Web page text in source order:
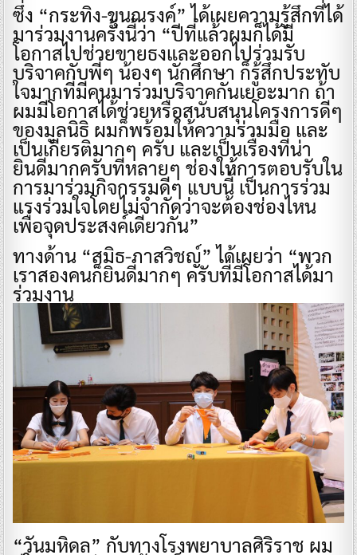
ซึ่ง “กระทิง-ขุนณรงค์” ได้เผยความรู้สึกที่ได้
มาร่วมงานครั้งนี้ว่า “ปีที่แล้วผมก็ได้มี
โอกาสไปช่วยขายธงและออกไปร่วมรับ
บริจาคกับพี่ๆ น้องๆ นักศึกษา ก็รู้สึกประทับ
ใจมากที่มีคนมาร่วมบริจาคกันเยอะมาก ถ้า
ผมมีโอกาสได้ช่วยหรือสนับสนุนโครงการดีๆ
ของมูลนิธิ ผมก็พร้อมให้ความร่วมมือ และ
เป็นเกียรติมากๆ ครับ และเป็นเรื่องที่น่า
ยินดีมากครับที่หลายๆ ช่องให้การตอบรับใน
การมาร่วมกิจกรรมดีๆ แบบนี้ เป็นการร่วม
แรงร่วมใจโดยไม่จำกัดว่าจะต้องช่องไหน
เพื่อจุดประสงค์เดียวกัน”
ทางด้าน “สมิธ-ภาสวิชญ์” ได้เผยว่า “พวก
เราสองคนก็ยินดีมากๆ ครับที่มีโอกาสได้มา
ร่วมงาน
“วันมหิดล” กับทางโรงพยาบาลศิริราช ผม